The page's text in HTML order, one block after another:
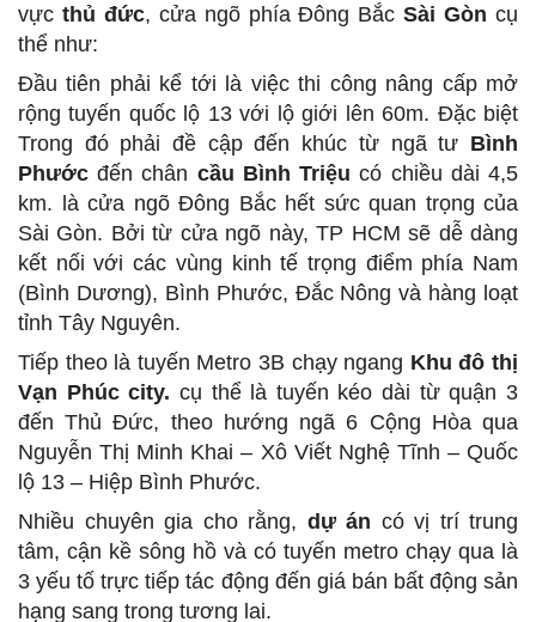
vực thủ đức, cửa ngõ phía Đông BắcSài Gòn cụ
thể như:
Đầu tiên phải kể tới là việc thi công nâng cấp mở
rộng tuyến quốc lộ 13 với lộ giới lên 60m. Đặc biệt
Trong đó phải đề cập đến khúc từ ngã tư Bình
Phước đến chân cầu Bình Triệu có chiều dài 4,5
km. là cửa ngõ Đông Bắc hết sức quan trọng của
Sài Gòn. Bởi từ cửa ngõ này, TP HCM sẽ dễ dàng
kết nối với các vùng kinh tế trọng điểm phía Nam
(Bình Dương), Bình Phước, Đắc Nông và hàng loạt
tỉnh Tây Nguyên.
Tiếp theo là tuyến Metro 3B chạy ngang Khu đô thị
Vạn Phúc city. cụ thể là tuyến kéo dài từ quận 3
đến Thủ Đức, theo hướng ngã 6 Cộng Hòa qua
Nguyễn Thị Minh Khai – Xô Viết Nghệ Tĩnh – Quốc
lộ 13 – Hiệp Bình Phước.
Nhiều chuyên gia cho rằng, dự án có vị trí trung
tâm, cận kề sông hồ và có tuyến metro chạy qua là
3 yếu tố trực tiếp tác động đến giá bán bất động sản
hạng sang trong tương lai.